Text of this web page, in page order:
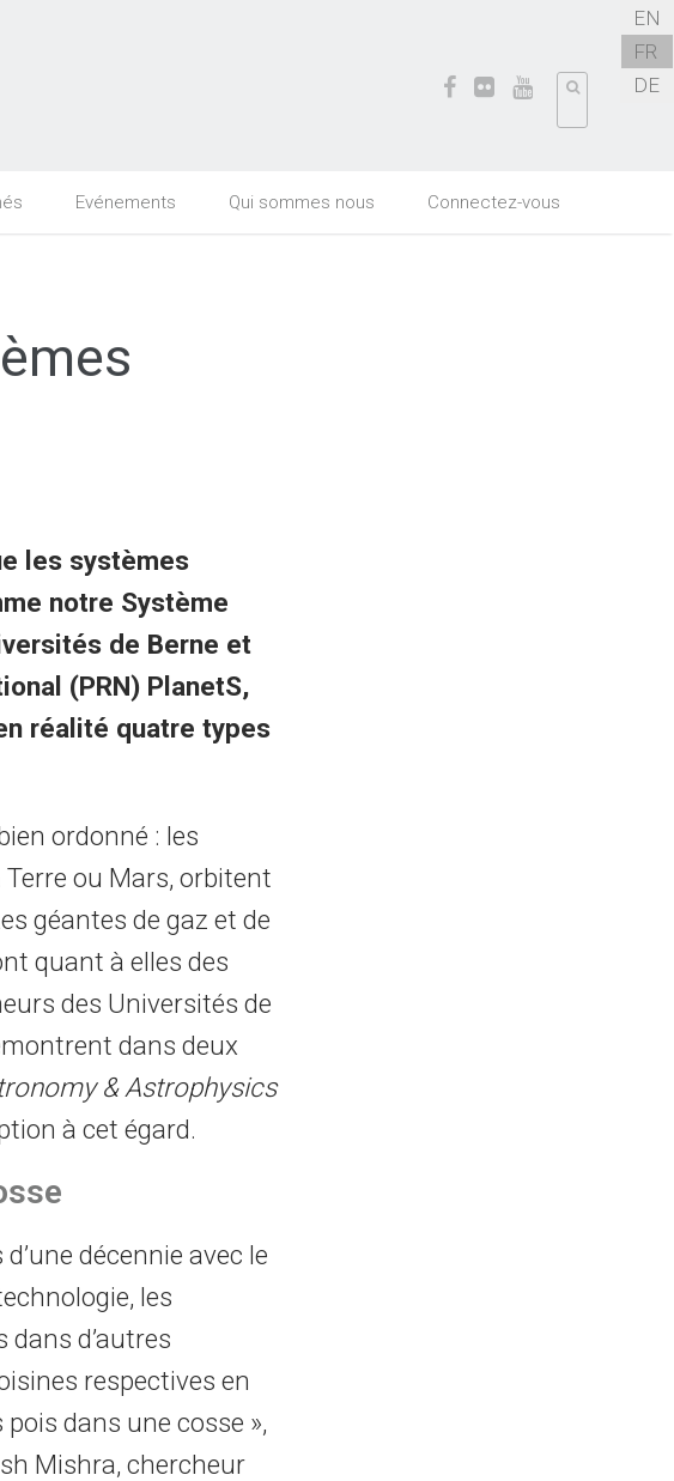
EN
FR
DE
Evénements Qui sommes nous Connectez-vous
les systèmes
notre Système
de Berne et
(PRN) PlanetS,
réalité quatre types
ordonné : les
ou Mars, orbitent
géantes de gaz et de
quant à elles des
des Universités de
dans deux
& Astrophysics
à cet égard.
décennie avec le
les
d’autres
respectives en
dans une cosse »,
Mishra, chercheur